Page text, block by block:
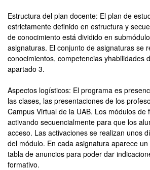
Estructura del plan docente: El plan de
estrictamente definido en estructura y
de conocimiento está dividido en
asignaturas. El conjunto de asignaturas se
conocimientos, competencias yhabilidades
apartado 3.
Aspectos logísticos: El programa es
las clases, las presentaciones de los
Campus Virtual de la UAB. Los módulos de
activando secuencialmente para que los
acceso. Las activaciones se realizan unos
del módulo. En cada asignatura aparece
tabla de anuncios para poder dar
formativo.